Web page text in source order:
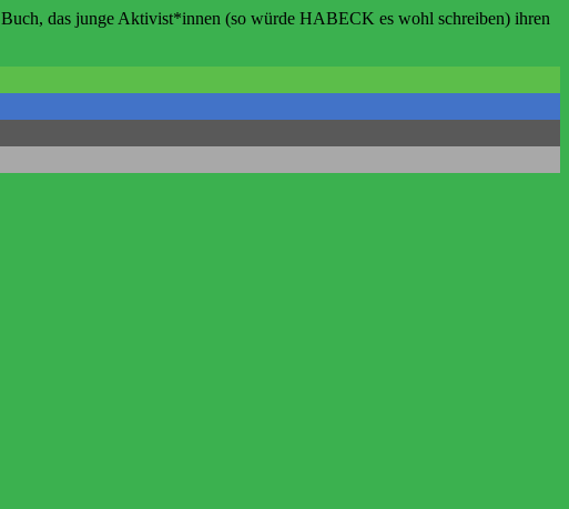
das junge Aktivist*innen (so würde HABECK es wohl schreiben) ihren